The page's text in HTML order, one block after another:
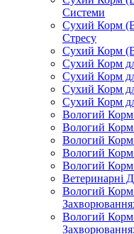
Системи
Сухий Корм
Стресу
Сухий Корм
Сухий Корм
Сухий Корм
Сухий Корм
Сухий Корм
Вологий
Вологий
Вологий Корм
Вологий Корм
Вологий
Ветеринарні
Вологий Корм
Вологий Корм